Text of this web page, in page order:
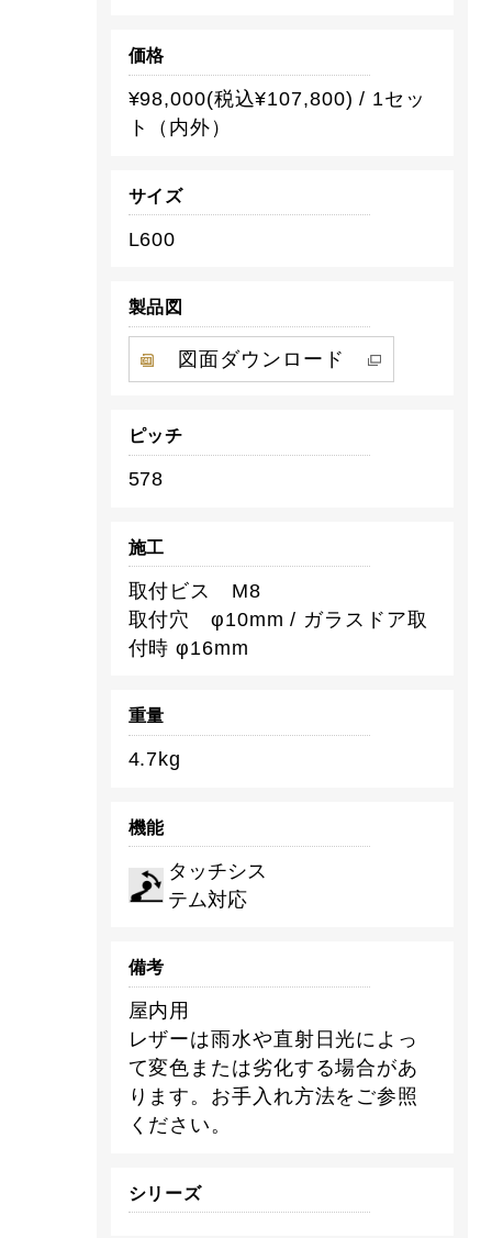
価格
¥98,000(税込¥107,800) / 1セッ
ト（内外）
サイズ
L600
製品図
図面ダウンロード
ピッチ
578
施工
取付ビス M8
取付穴 φ10mm / ガラスドア取
付時 φ16mm
重量
4.7kg
機能
タッチシス
テム対応
備考
屋内用
レザーは雨水や直射日光によっ
て変色または劣化する場合があ
ります。お手入れ方法をご参照
ください。
シリーズ